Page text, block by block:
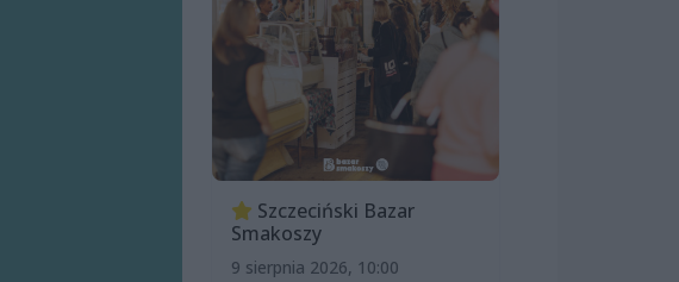
Szczeciński Bazar
Smakoszy
9 sierpnia 2026, 10:00